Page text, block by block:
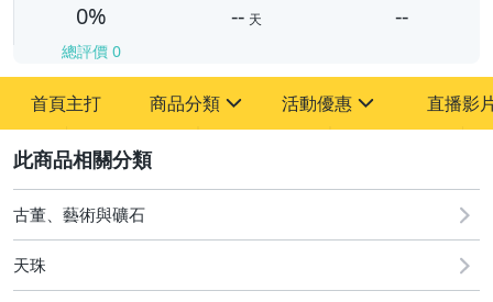
-
0%
總評價 0
-- 天 --
首頁主打 商品分類
其它
活動優惠
[全店] 追蹤本賣場立減60元【粉絲轉享】
直播影
古董、藝術與礦石
天珠